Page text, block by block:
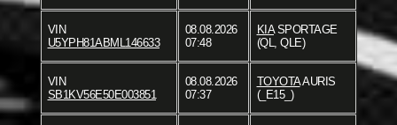
VIN
U5YPH81ABML146633
08.08.2026
07:48
KIASPORTAGE
(QL, QLE)
VIN
SB1KV56E50E003851
08.08.2026
07:37
TOYOTAAURIS
(_E15_)